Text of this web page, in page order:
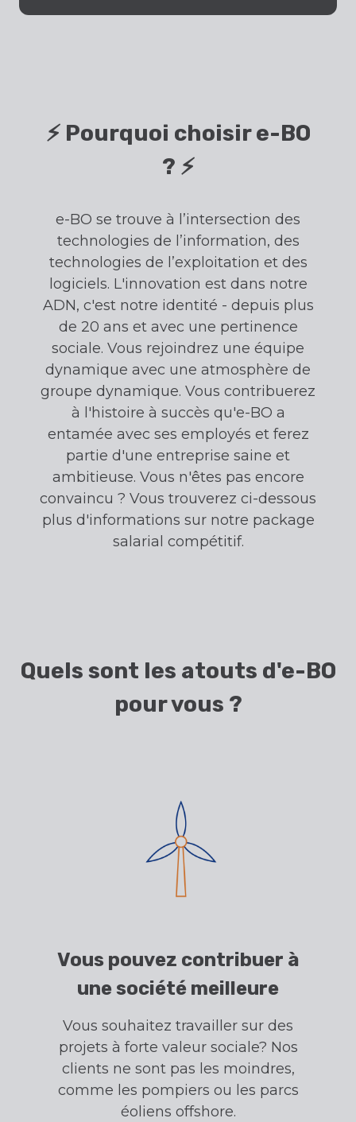
⚡️ Pourquoi choisir e-BO
? ⚡️
e-BO se trouve à l’intersection des
technologies de l’information, des
technologies de l’exploitation et des
logiciels. L'innovation est dans notre
ADN, c'est notre identité - depuis plus
de 20 ans et avec une pertinence
sociale. Vous rejoindrez une équipe
dynamique avec une atmosphère de
groupe dynamique. Vous contribuerez
à l'histoire à succès qu'e-BO a
entamée avec ses employés et ferez
partie d'une entreprise saine et
ambitieuse. Vous n'êtes pas encore
convaincu ? Vous trouverez ci-dessous
plus d'informations sur notre package
salarial compétitif.
Quels sont les atouts d'e-BO
pour vous ?
Vous pouvez contribuer à
une société meilleure
Vous souhaitez travailler sur des
projets à forte valeur sociale? Nos
clients ne sont pas les moindres,
comme les pompiers ou les parcs
éoliens offshore.